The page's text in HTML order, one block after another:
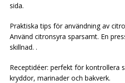
sida.
Praktiska tips för användning av
Använd citronsyra sparsamt. En
skillnad. .
Receptidéer: perfekt för kontrollera
kryddor, marinader och bakverk.